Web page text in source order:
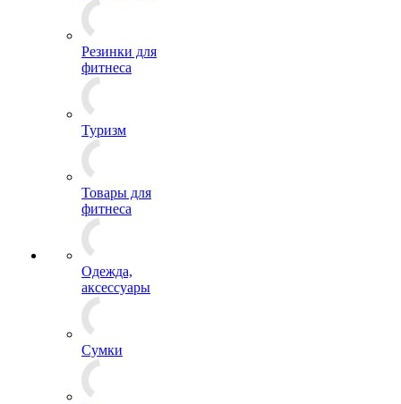
Резинки для
фитнеса
Туризм
Товары для
фитнеса
Одежда,
аксессуары
Сумки